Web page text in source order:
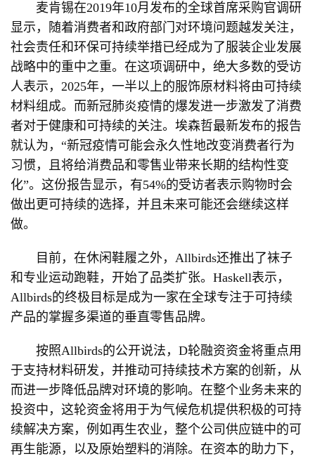
麦肯锡在2019年10月发布的全球首席采购官调研
显示，随着消费者和政府部门对环境问题越发关注，
社会责任和环保可持续举措已经成为了服装企业发展
战略中的重中之重。在这项调研中，绝大多数的受访
人表示，2025年，一半以上的服饰原材料将由可持续
材料组成。而新冠肺炎疫情的爆发进一步激发了消费
者对于健康和可持续的关注。埃森哲最新发布的报告
就认为，“新冠疫情可能会永久性地改变消费者行为
习惯，且将给消费品和零售业带来长期的结构性变
化”。这份报告显示，有54%的受访者表示购物时会
做出更可持续的选择，并且未来可能还会继续这样
做。
目前，在休闲鞋履之外，Allbirds还推出了袜子
和专业运动跑鞋，开始了品类扩张。Haskell表示，
Allbirds的终极目标是成为一家在全球专注于可持续
产品的掌握多渠道的垂直零售品牌。
按照Allbirds的公开说法，D轮融资资金将重点用
于支持材料研发，并推动可持续技术方案的创新，从
而进一步降低品牌对环境的影响。在整个业务未来的
投资中，这轮资金将用于为气候危机提供积极的可持
续解决方案，例如再生农业，整个公司供应链中的可
再生能源，以及原始塑料的消除。在资本的助力下，